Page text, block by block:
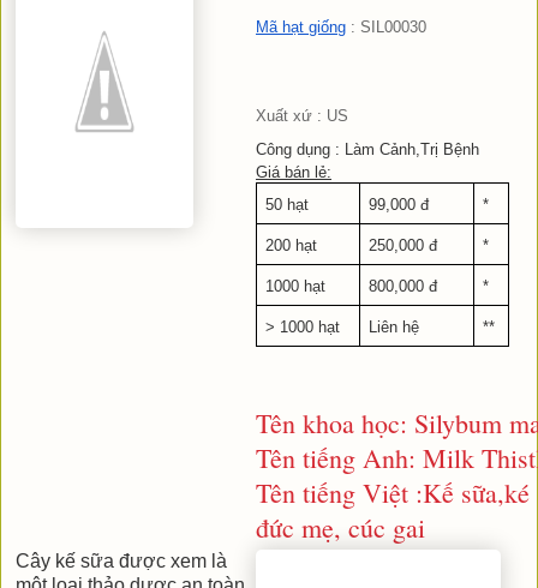
Mã hạt giống : SIL00030
Xuất xứ : US
Công dụng : Làm Cảnh,Trị Bệnh
Giá bán lẻ:
50 hạt
99,000 đ *
200 hạt 250,000 đ *
1000 hạt 800,000 đ *
> 1000 hạt Liên hệ **
Tên khoa học: Silybum
Tên tiếng Anh: Milk
Tên tiếng Việt :Kế sữa,ké
đức mẹ, cúc gai
Cây kế sữa được xem là